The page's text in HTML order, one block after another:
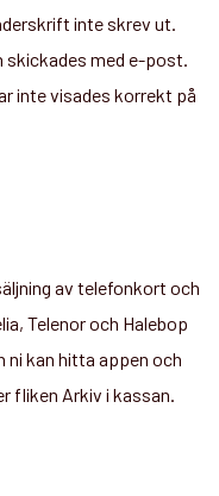
inte skrev ut.
med e-post.
inte visades korrekt på
av telefonkort och
Telenor och Halebop
ni kan hitta appen och
fliken Arkiv i kassan.